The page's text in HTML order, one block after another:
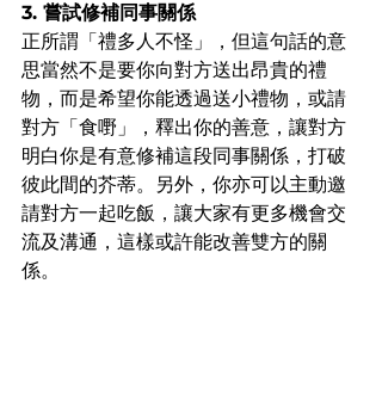
3. 嘗試修補同事關係
正所謂「禮多人不怪」，但這句話的意
思當然不是要你向對方送出昂貴的禮
物，而是希望你能透過送小禮物，或請
對方「食嘢」，釋出你的善意，讓對方
明白你是有意修補這段同事關係，打破
彼此間的芥蒂。另外，你亦可以主動邀
請對方一起吃飯，讓大家有更多機會交
流及溝通，這樣或許能改善雙方的關
係。